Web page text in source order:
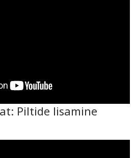
Piltide lisamine